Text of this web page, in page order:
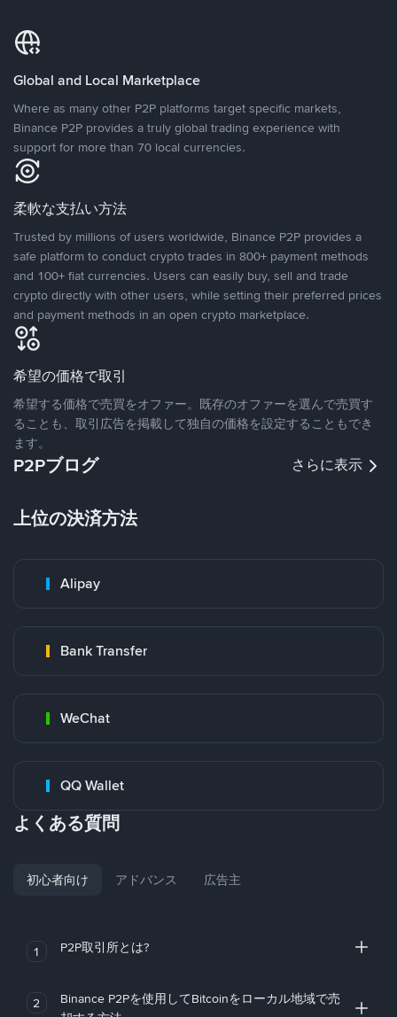
Global and Local Marketplace
Where as many other P2P platforms target specific markets,
Binance P2P provides a truly global trading experience with
support for more than 70 local currencies.
柔軟な支払い方法
Trusted by millions of users worldwide, Binance P2P provides a
safe platform to conduct crypto trades in 800+ payment methods
and 100+ fiat currencies. Users can easily buy, sell and trade
crypto directly with other users, while setting their preferred prices
and payment methods in an open crypto marketplace.
希望の価格で取引
希望する価格で売買をオファー。既存のオファーを選んで売買す
ることも、取引広告を掲載して独自の価格を設定することもでき
ます。
P2Pブログ さらに表示
上位の決済方法
Alipay
Bank Transfer
WeChat
QQ Wallet
よくある質問
初心者向け アドバンス 広告主
1 P2P取引所とは?
2
Binance P2Pを使用してBitcoinをローカル地域で売